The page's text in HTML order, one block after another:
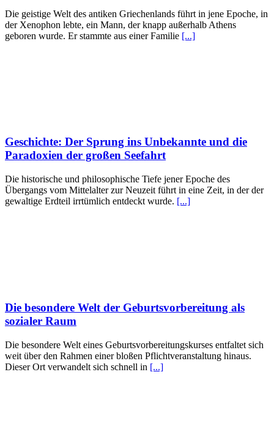
Die geistige Welt des antiken Griechenlands führt in jene Epoche, in
der Xenophon lebte, ein Mann, der knapp außerhalb Athens
geboren wurde. Er stammte aus einer Familie [...]
Geschichte: Der Sprung ins Unbekannte und die
Paradoxien der großen Seefahrt
Die historische und philosophische Tiefe jener Epoche des
Übergangs vom Mittelalter zur Neuzeit führt in eine Zeit, in der der
gewaltige Erdteil irrtümlich entdeckt wurde. [...]
Die besondere Welt der Geburtsvorbereitung als
sozialer Raum
Die besondere Welt eines Geburtsvorbereitungskurses entfaltet sich
weit über den Rahmen einer bloßen Pflichtveranstaltung hinaus.
Dieser Ort verwandelt sich schnell in [...]